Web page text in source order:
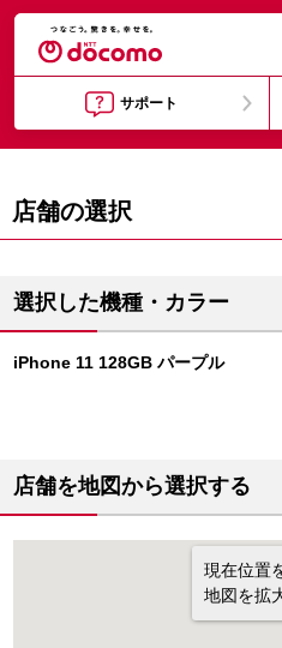
サポート
店舗の選択
選択した機種・カラー
iPhone 11 128GB パープル
店舗を地図から選択する
現在位置
地図を拡